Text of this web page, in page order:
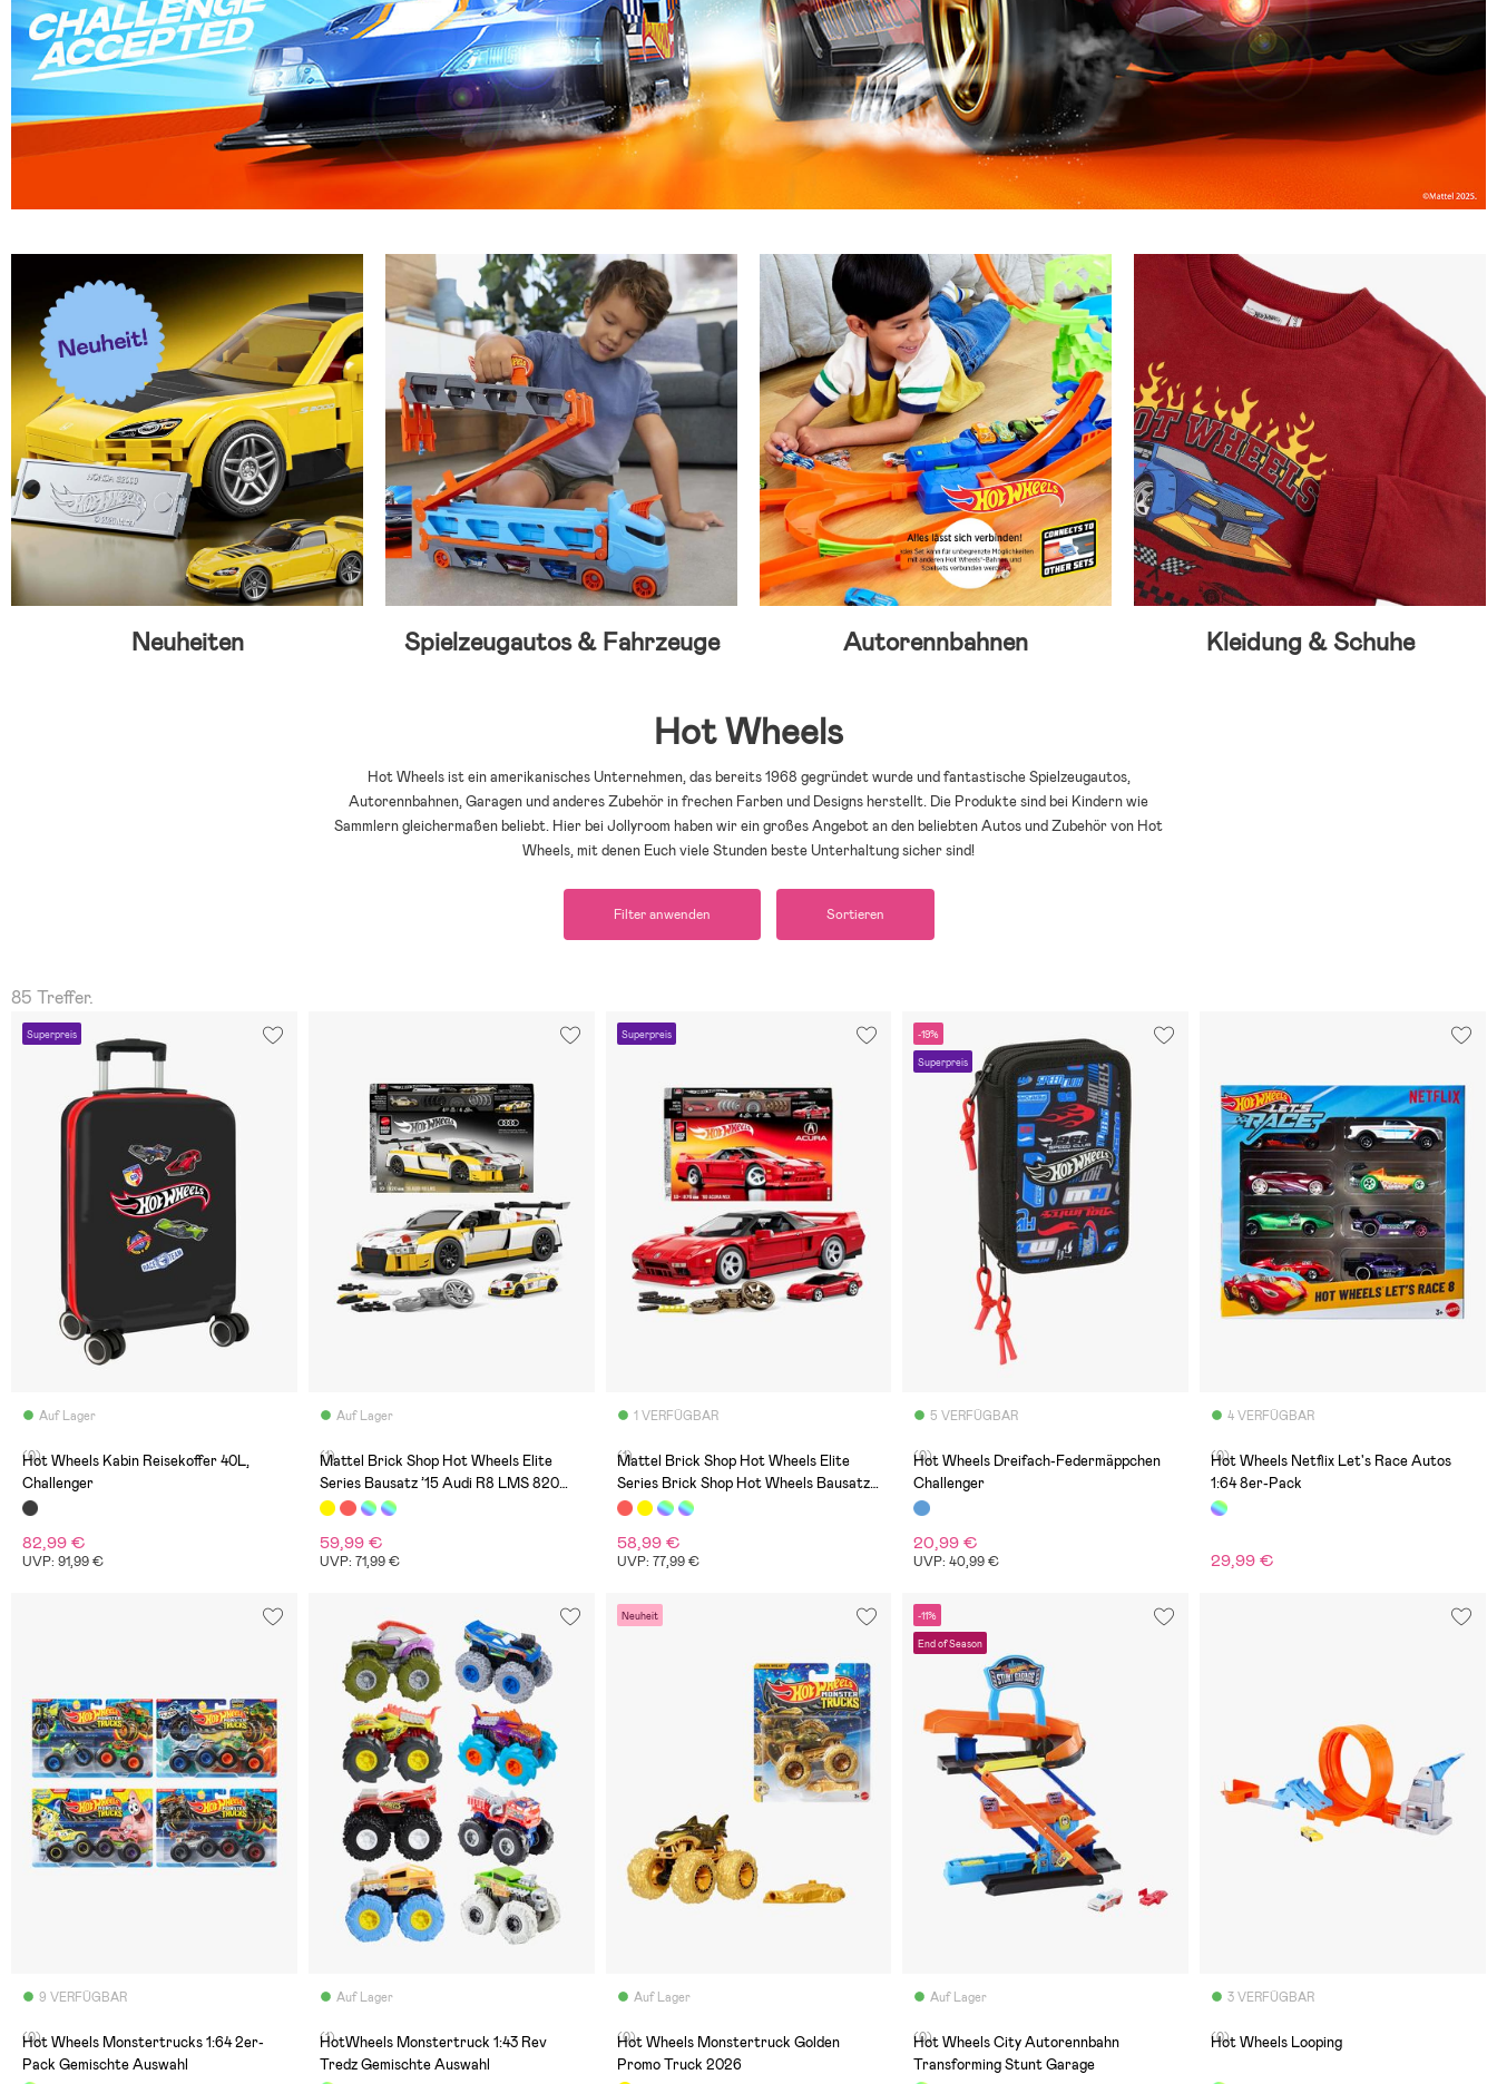
Neuheiten Spielzeugautos & Fahrzeuge Autorennbahnen Kleidung & Schuhe
Hot Wheels
Hot Wheels ist ein amerikanisches Unternehmen, das bereits 1968 gegründet wurde und fantastische Spielzeugautos,
Autorennbahnen, Garagen und anderes Zubehör in frechen Farben und Designs herstellt. Die Produkte sind bei Kindern wie
Sammlern gleichermaßen beliebt. Hier bei Jollyroom haben wir ein großes Angebot an den beliebten Autos und Zubehör von Hot
Wheels, mit denen Euch viele Stunden beste Unterhaltung sicher sind!
Filter anwenden Sortieren
85 Treffer.
Superpreis
Auf Lager
(0)
Hot Wheels Kabin Reisekoffer 40L,
Challenger
82,99 €
UVP: 91,99 €
Auf Lager
(1)
Mattel Brick Shop Hot Wheels Elite
Series Bausatz ’15 Audi R8 LMS 820
Teile
59,99 €
UVP: 71,99 €
Superpreis
1 VERFÜGBAR
(1)
Mattel Brick Shop Hot Wheels Elite
Series Brick Shop Hot Wheels Bausatz
’90 Acura NSX 876 Teile
58,99 €
UVP: 77,99 €
-19%
Superpreis
5 VERFÜGBAR
(0)
Hot Wheels Dreifach-Federmäppchen
Challenger
20,99 €
UVP: 40,99 €
4 VERFÜGBAR
(0)
Hot Wheels Netflix Let's Race Autos
1:64 8er-Pack
29,99 €
9 VERFÜGBAR
(0)
Hot Wheels Monstertrucks 1:64 2er-
Pack Gemischte Auswahl
Auf Lager
(1)
HotWheels Monstertruck 1:43 Rev
Tredz Gemischte Auswahl
Neuheit
Auf Lager
(0)
Hot Wheels Monstertruck Golden
Promo Truck 2026
-11%
End of Season
Auf Lager
(0)
Hot Wheels City Autorennbahn
Transforming Stunt Garage
3 VERFÜGBAR
(0)
Hot Wheels Looping